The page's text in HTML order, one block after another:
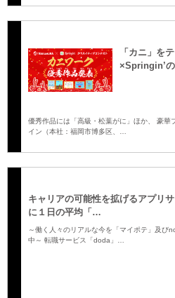
「カニ」を
×Springin’
優秀作品には「高級・松葉がに」ほか、 豪華
イン（本社：福岡市博多区、…
キャリアの可能性を拡げるアプリ
に１日の平均「…
～働く人々のリアルな今を「マイポテ」及び
中～ 転職サービス「doda」…